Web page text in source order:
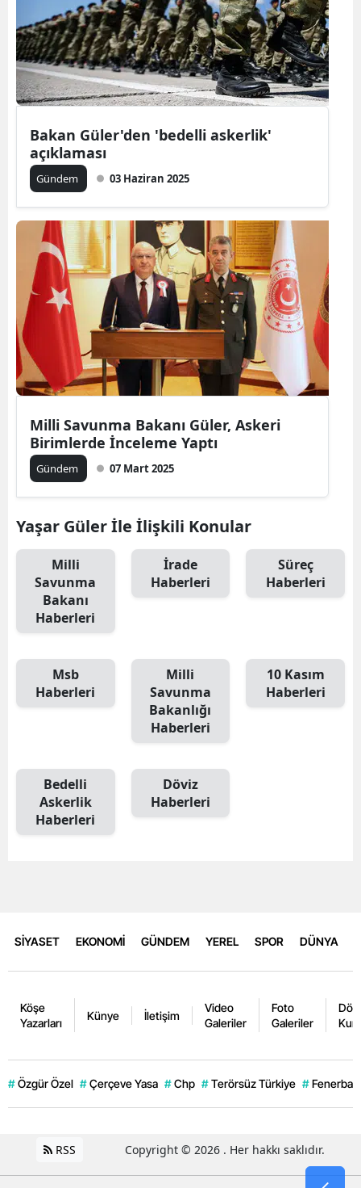
Bakan Güler'den 'bedelli askerlik'
açıklaması
Gündem 03 Haziran 2025
Milli Savunma Bakanı Güler, Askeri
Birimlerde İnceleme Yaptı
Gündem 07 Mart 2025
Yaşar Güler İle İlişkili Konular
Milli
Savunma
Bakanı
Haberleri
İrade
Haberleri
Süreç
Haberleri
Msb
Haberleri
Milli
Savunma
Bakanlığı
Haberleri
10 Kasım
Haberleri
Bedelli
Askerlik
Haberleri
Döviz
Haberleri
SİYASET EKONOMİ GÜNDEM YEREL SPOR DÜNYA
Köşe
Yazarları
Künye İletişim
Video
Galeriler
Foto
Galeriler
# Özgür Özel # Çerçeve Yasa # Chp # Terörsüz Türkiye #
RSS Copyright © 2026 . Her hakkı saklıdır.